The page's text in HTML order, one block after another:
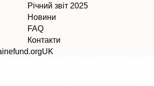
Річний звіт 2025
Новини
FAQ
Контакти
UK